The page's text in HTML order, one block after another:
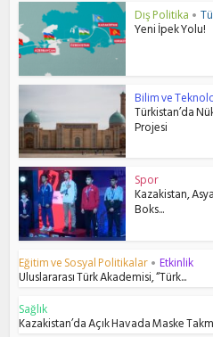
Dış Politika •
Yeni İpek Yolu!
Bilim ve
Türkistan’da
Projesi
Spor
Kazakistan,
Boks...
Eğitim ve Sosyal Politikalar • Etkinlik
Uluslararası Türk Akademisi, “Türk...
Sağlık
Kazakistan’da Açık Havada Maske